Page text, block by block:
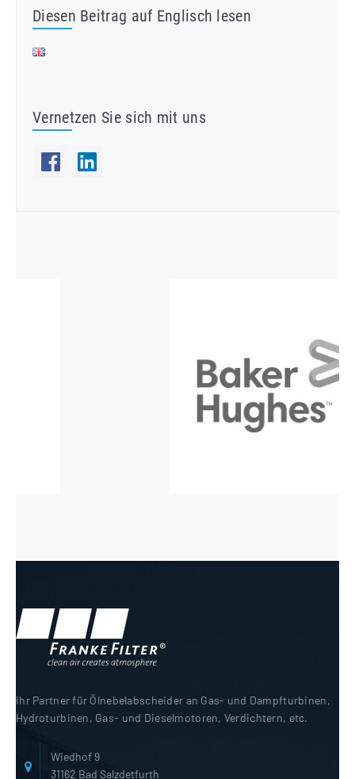
Diesen Beitrag auf Englisch lesen
Vernetzen Sie sich mit uns
Ihr Partner für Ölnebelabscheider an Gas- und Dampfturbinen,
Hydroturbinen, Gas- und Dieselmotoren, Verdichtern, etc.
Wiedhof 9
31162 Bad Salzdetfurth